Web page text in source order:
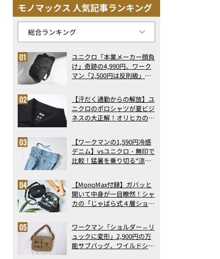
モノマックス 人気記事ランキング
ユニクロ「本業メーカー顔負
け」奇跡の4,990円、ワーク
マン「2,500円は反則級」凄
ト3】（2026年6月版）
【汗だく通勤からの解放】ユ
ニクロのポロシャツが夏ビジ
ネスの大正解！オリヒカの透
アの実力
【ワークマンの1,590円冷感
デニム】vsユニクロ・無印で
比較！猛暑を乗り切る“涼感
で決定版
【MonoMax付録】ガバッと
開いて中身が一目瞭然！シャ
カの「じゃばら式４層ショル
った！
ワークマン「ショルダー⇔リ
ュックに変形」2,900円の万
能サブバッグ、ワイルドシン